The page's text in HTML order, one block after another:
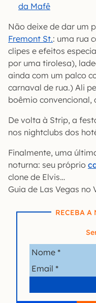
da Mafê
Não deixe de dar um
Fremont St.: uma rua
clipes e efeitos
por uma tirolesa),
ainda com um palco
carnaval de rua.) Ali
boêmio convencional,
De volta à Strip, a
nos nightclubs dos
Finalmente, uma
noturna: seu próprio
clone de Elvis…
Guia de Las Vegas no
RECEBA A